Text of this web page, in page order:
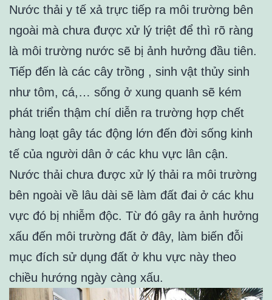
Nước thải y tế xả trực tiếp ra môi trường bên
ngoài mà chưa được xử lý triệt để thì rõ ràng
là môi trường nước sẽ bị ảnh hưởng đầu tiên.
Tiếp đến là các cây trồng , sinh vật thủy sinh
như tôm, cá,… sống ở xung quanh sẽ kém
phát triển thậm chí diễn ra trường hợp chết
hàng loạt gây tác động lớn đến đời sống kinh
tế của người dân ở các khu vực lân cận.
Nước thải chưa được xử lý thải ra môi trường
bên ngoài về lâu dài sẽ làm đất đai ở các khu
vực đó bị nhiễm độc. Từ đó gây ra ảnh hưởng
xấu đến môi trường đất ở đây, làm biến đỗi
mục đích sử dụng đất ở khu vực này theo
chiều hướng ngày càng xấu.